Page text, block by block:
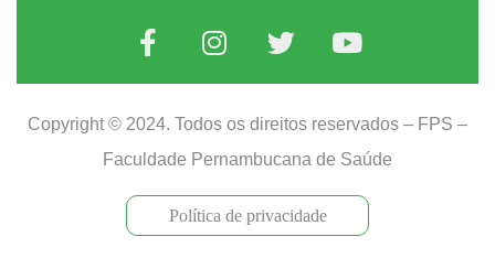
Copyright © 2024. Todos os direitos reservados – FPS –
Faculdade Pernambucana de Saúde
Política de privacidade